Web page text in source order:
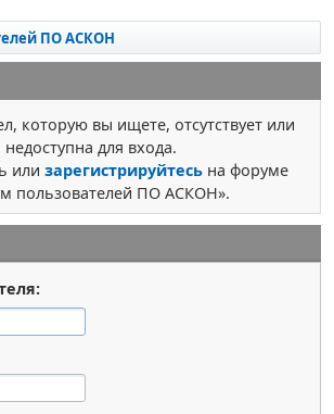
ПО АСКОН
которую вы ищете, отсутствует или
недоступна для входа.
или зарегистрируйтесь на форуме
пользователей ПО АСКОН».